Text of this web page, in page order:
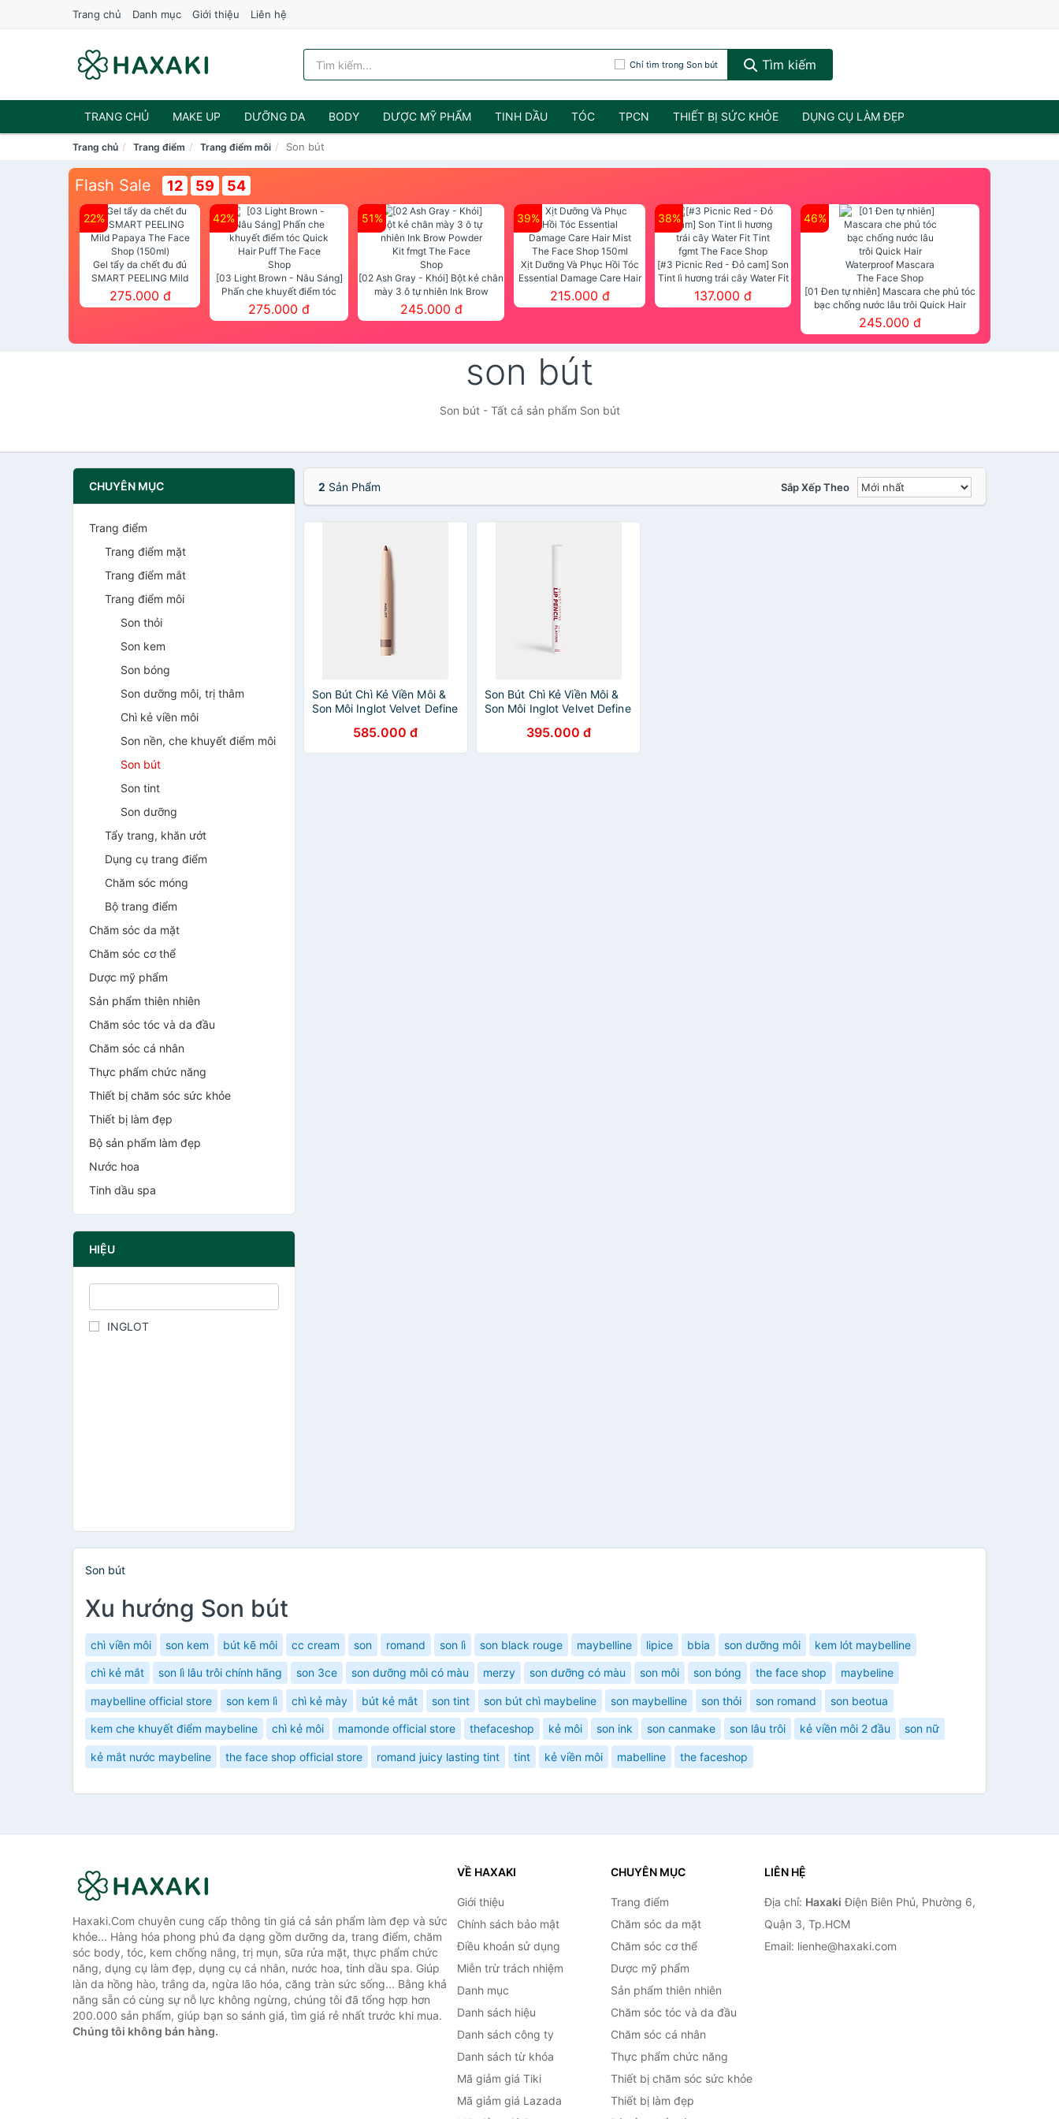
Trang chủ Danh mục Giới thiệu Liên hệ
Chỉ tìm trong Son bút Tìm kiếm
TRANG CHỦ MAKE UP DƯỠNG DA BODY DƯỢC MỸ PHẨM TINH DẦU TÓC TPCN THIẾT BỊ SỨC KHỎE DỤNG CỤ LÀM ĐẸP
NƯỚC HOA
Trang chủ Trang điểm Trang điểm môi Son bút
Flash Sale 12 59 54
22%
Gel tẩy da chết đu đủ
SMART PEELING Mild
Papaya The Face Shop
(150ml)
275.000 đ
42%
[03 Light Brown - Nâu Sáng]
Phấn che khuyết điểm tóc
Quick Hair Puff The Face Shop
275.000 đ
51%
[02 Ash Gray - Khói] Bột kẻ chân
mày 3 ô tự nhiên Ink Brow
Powder Kit fmgt The Face Shop
245.000 đ
39%
Xịt Dưỡng Và Phục Hồi Tóc
Essential Damage Care Hair
Mist The Face Shop 150ml
215.000 đ
38%
[#3 Picnic Red - Đỏ cam] Son
Tint lì hương trái cây Water Fit
Tint fgmt The Face Shop
137.000 đ
46%
[01 Đen tự nhiên] Mascara che phủ tóc
bạc chống nước lâu trôi Quick Hair
Waterproof Mascara The Face Shop
245.000 đ
son bút
Son bút - Tất cả sản phẩm Son bút
CHUYÊN MỤC
Trang điểm
Trang điểm mặt
Trang điểm mắt
Trang điểm môi
Son thỏi
Son kem
Son bóng
Son dưỡng môi, trị thâm
Chì kẻ viền môi
Son nền, che khuyết điểm môi
Son bút
Son tint
Son dưỡng
Tẩy trang, khăn ướt
Dụng cụ trang điểm
Chăm sóc móng
Bộ trang điểm
Chăm sóc da mặt
Chăm sóc cơ thể
Dược mỹ phẩm
Sản phẩm thiên nhiên
Chăm sóc tóc và da đầu
Chăm sóc cá nhân
Thực phẩm chức năng
Thiết bị chăm sóc sức khỏe
Thiết bị làm đẹp
Bộ sản phẩm làm đẹp
Nước hoa
Tinh dầu spa
HIỆU
INGLOT
2 Sản Phẩm Sắp Xếp Theo
Son Bút Chì Kẻ Viền Môi &
Son Môi Inglot Velvet Define
585.000 đ
Son Bút Chì Kẻ Viền Môi &
Son Môi Inglot Velvet Define
395.000 đ
Son bút
Xu hướng Son bút
chì viền môi son kem bút kẽ môi cc cream son romand son lì son black rouge maybelline lipice bbia son dưỡng môi kem lót maybelline
chì kẻ mắt son lì lâu trôi chính hãng son 3ce son dưỡng môi có màu merzy son dưỡng có màu son môi son bóng the face shop maybeline
maybelline official store son kem lì chì kẻ mày bút kẻ mắt son tint son bút chì maybeline son maybelline son thỏi son romand son beotua
kem che khuyết điểm maybeline chì kẻ môi mamonde official store thefaceshop kẻ môi son ink son canmake son lâu trôi kẻ viền môi 2 đầu son nữ
kẻ mắt nước maybeline the face shop official store romand juicy lasting tint tint kẻ viền môi mabelline the faceshop
Haxaki.Com chuyên cung cấp thông tin giá cả sản phẩm làm đẹp và sức
khỏe... Hàng hóa phong phú đa dạng gồm dưỡng da, trang điểm, chăm
sóc body, tóc, kem chống nắng, trị mụn, sữa rửa mặt, thực phẩm chức
năng, dụng cụ làm đẹp, dụng cụ cá nhân, nước hoa, tinh dầu spa. Giúp
làn da hồng hào, trắng da, ngừa lão hóa, căng tràn sức sống... Bằng khả
năng sẵn có cùng sự nỗ lực không ngừng, chúng tôi đã tổng hợp hơn
200.000 sản phẩm, giúp bạn so sánh giá, tìm giá rẻ nhất trước khi mua.
Chúng tôi không bán hàng.
VỀ HAXAKI
Giới thiệu
Chính sách bảo mật
Điều khoản sử dụng
Miễn trừ trách nhiệm
Danh mục
Danh sách hiệu
Danh sách công ty
Danh sách từ khóa
Mã giảm giá Tiki
Mã giảm giá Lazada
CHUYÊN MỤC
Trang điểm
Chăm sóc da mặt
Chăm sóc cơ thể
Dược mỹ phẩm
Sản phẩm thiên nhiên
Chăm sóc tóc và da đầu
Chăm sóc cá nhân
Thực phẩm chức năng
Thiết bị chăm sóc sức khỏe
Thiết bị làm đẹp
LIÊN HỆ
Địa chỉ: Haxaki Điện Biên Phủ, Phường 6,
Quận 3, Tp.HCM
Email: lienhe@haxaki.com